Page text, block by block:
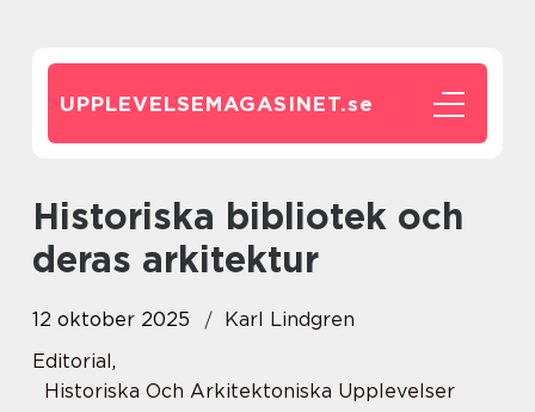
UPPLEVELSEMAGASINET.se
Historiska bibliotek och
deras arkitektur
12 oktober 2025
Karl Lindgren
Editorial,
Historiska Och Arkitektoniska Upplevelser